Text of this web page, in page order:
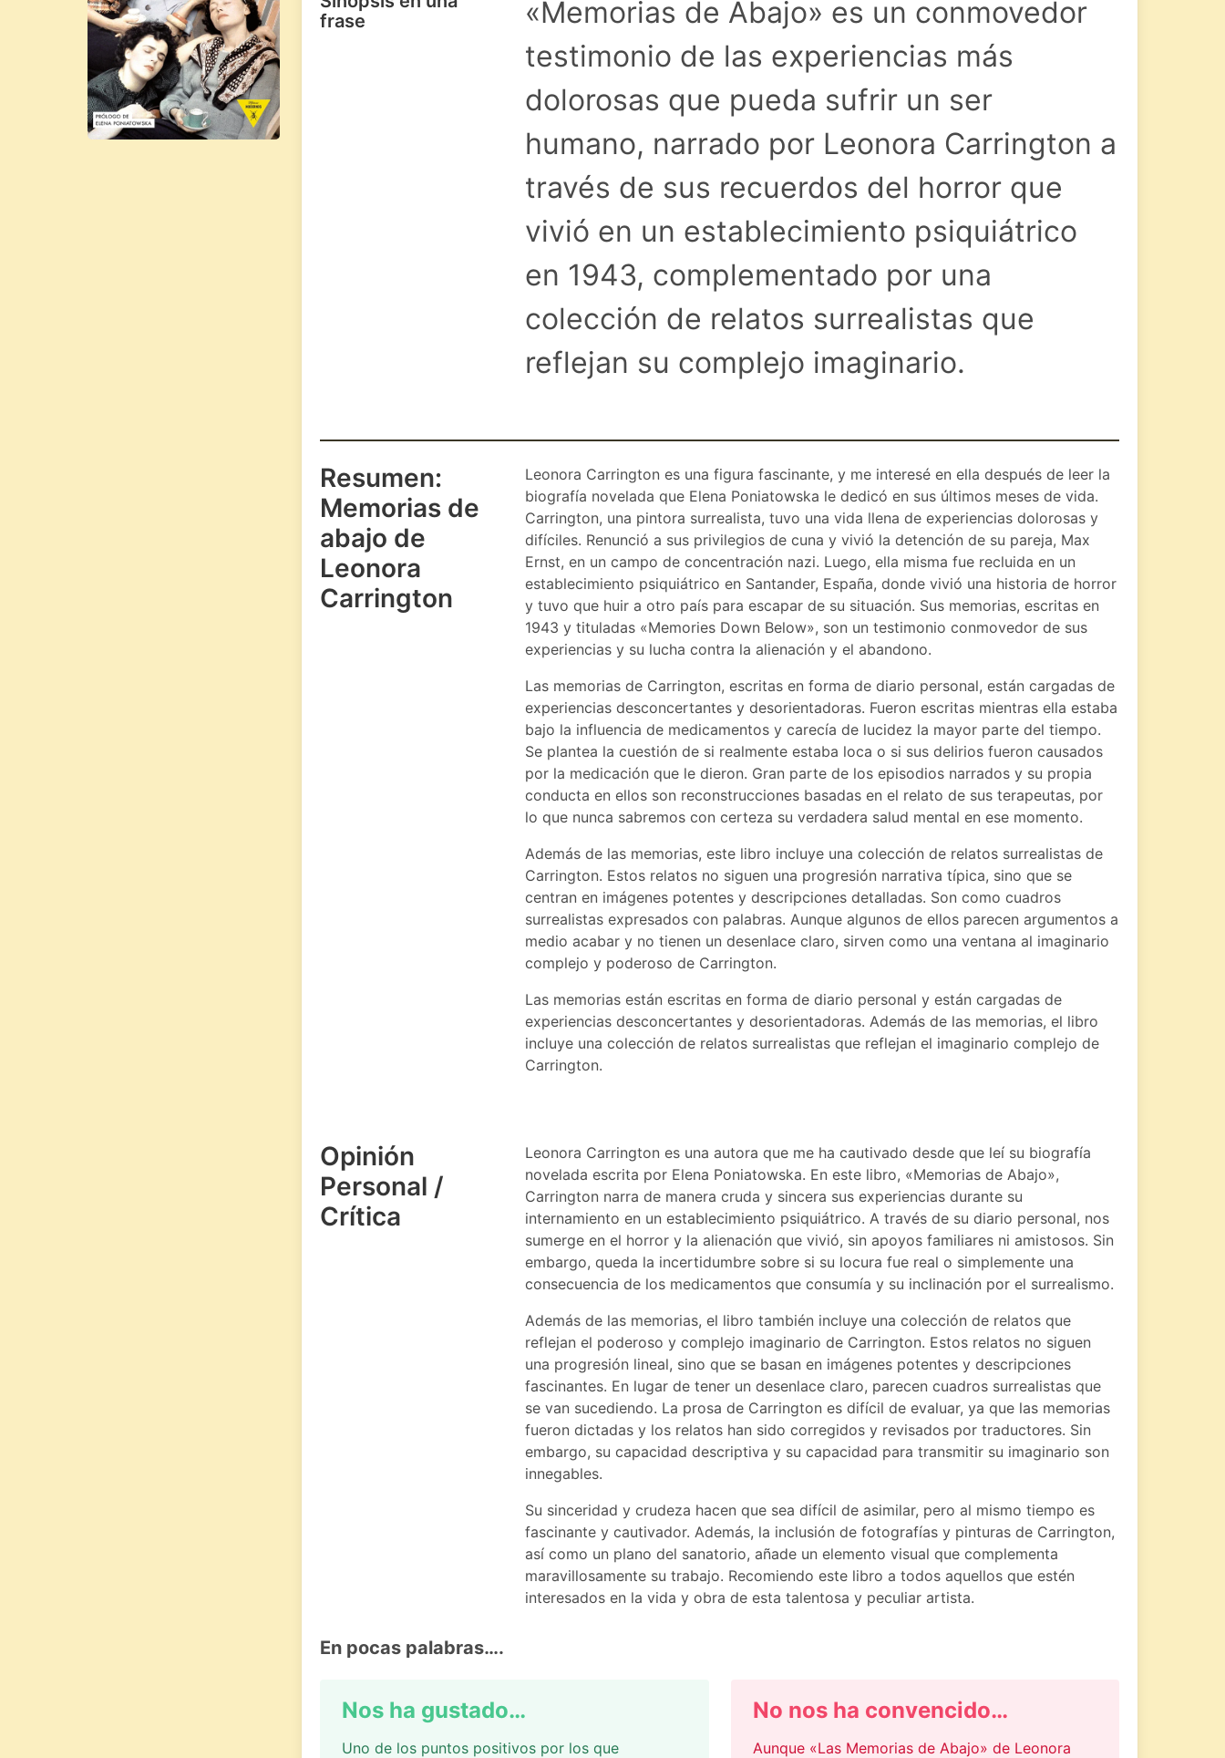
frase
«Memorias de Abajo» es un conmovedor
testimonio de las experiencias más
dolorosas que pueda sufrir un ser
humano, narrado por Leonora Carrington a
través de sus recuerdos del horror que
vivió en un establecimiento psiquiátrico
en 1943, complementado por una
colección de relatos surrealistas que
reflejan su complejo imaginario.
Resumen:
Memorias de
abajo de
Leonora
Carrington
Leonora Carrington es una figura fascinante, y me interesé en ella después de leer la
biografía novelada que Elena Poniatowska le dedicó en sus últimos meses de vida.
Carrington, una pintora surrealista, tuvo una vida llena de experiencias dolorosas y
difíciles. Renunció a sus privilegios de cuna y vivió la detención de su pareja, Max
Ernst, en un campo de concentración nazi. Luego, ella misma fue recluida en un
establecimiento psiquiátrico en Santander, España, donde vivió una historia de horror
y tuvo que huir a otro país para escapar de su situación. Sus memorias, escritas en
1943 y tituladas «Memories Down Below», son un testimonio conmovedor de sus
experiencias y su lucha contra la alienación y el abandono.
Las memorias de Carrington, escritas en forma de diario personal, están cargadas de
experiencias desconcertantes y desorientadoras. Fueron escritas mientras ella estaba
bajo la influencia de medicamentos y carecía de lucidez la mayor parte del tiempo.
Se plantea la cuestión de si realmente estaba loca o si sus delirios fueron causados
por la medicación que le dieron. Gran parte de los episodios narrados y su propia
conducta en ellos son reconstrucciones basadas en el relato de sus terapeutas, por
lo que nunca sabremos con certeza su verdadera salud mental en ese momento.
Además de las memorias, este libro incluye una colección de relatos surrealistas de
Carrington. Estos relatos no siguen una progresión narrativa típica, sino que se
centran en imágenes potentes y descripciones detalladas. Son como cuadros
surrealistas expresados con palabras. Aunque algunos de ellos parecen argumentos a
medio acabar y no tienen un desenlace claro, sirven como una ventana al imaginario
complejo y poderoso de Carrington.
Las memorias están escritas en forma de diario personal y están cargadas de
experiencias desconcertantes y desorientadoras. Además de las memorias, el libro
incluye una colección de relatos surrealistas que reflejan el imaginario complejo de
Carrington.
Opinión
Personal /
Crítica
Leonora Carrington es una autora que me ha cautivado desde que leí su biografía
novelada escrita por Elena Poniatowska. En este libro, «Memorias de Abajo»,
Carrington narra de manera cruda y sincera sus experiencias durante su
internamiento en un establecimiento psiquiátrico. A través de su diario personal, nos
sumerge en el horror y la alienación que vivió, sin apoyos familiares ni amistosos. Sin
embargo, queda la incertidumbre sobre si su locura fue real o simplemente una
consecuencia de los medicamentos que consumía y su inclinación por el surrealismo.
Además de las memorias, el libro también incluye una colección de relatos que
reflejan el poderoso y complejo imaginario de Carrington. Estos relatos no siguen
una progresión lineal, sino que se basan en imágenes potentes y descripciones
fascinantes. En lugar de tener un desenlace claro, parecen cuadros surrealistas que
se van sucediendo. La prosa de Carrington es difícil de evaluar, ya que las memorias
fueron dictadas y los relatos han sido corregidos y revisados por traductores. Sin
embargo, su capacidad descriptiva y su capacidad para transmitir su imaginario son
innegables.
Su sinceridad y crudeza hacen que sea difícil de asimilar, pero al mismo tiempo es
fascinante y cautivador. Además, la inclusión de fotografías y pinturas de Carrington,
así como un plano del sanatorio, añade un elemento visual que complementa
maravillosamente su trabajo. Recomiendo este libro a todos aquellos que estén
interesados en la vida y obra de esta talentosa y peculiar artista.
En pocas palabras….
Nos ha gustado…
Uno de los puntos positivos por los que
No nos ha convencido…
Aunque «Las Memorias de Abajo» de Leonora